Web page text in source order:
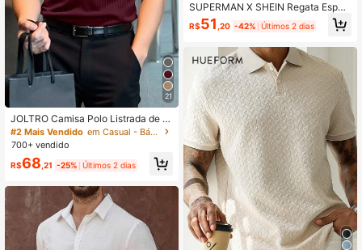
21
JOLTRO Camisa Polo Listrada de M
alha Canelada Bordô para Homens
– Ajuste Regular Estilo Empresarial,
Formal
#2 Mais Vendido
em Casual - Básico Camisas Polo Masculinas
700+ vendido
R$68 ,21 -25% Últimos 2 dias
SUPERMAN X SHEIN Regata Esport
iva com Capuz para Homens no Ver
ão
R$51 ,20 -42% Últimos 2 dias